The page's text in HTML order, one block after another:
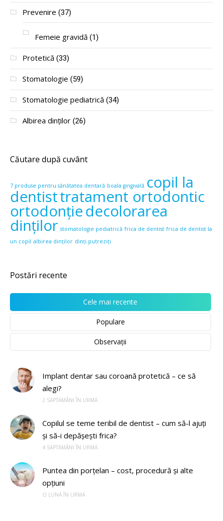
Prevenire (37)
Femeie gravidă (1)
Protetică (33)
Stomatologie (59)
Stomatologie pediatrică (34)
Albirea dinților (26)
Căutare după cuvânt
7 produse pentru sănătatea dentară boala gingivală copil la
dentisttratament ortodontic
ortodonțiedecolorarea
dinților stomatologie pediatrică frica de dentist frica de dentist la
un copil albirea dinților dinți putreziți
Postări recente
Cele mai recente
Populare
Observații
Implant dentar sau coroană protetică – ce să
alegi?
2 SĂPTĂMÂNI ÎN URMĂ
Copilul se teme teribil de dentist – cum să-l ajuți
și să-i depășești frica?
4 SĂPTĂMÂNI ÎN URMĂ
Puntea din porțelan – cost, procedură și alte
opțiuni
O LUNĂ ÎN URMĂ